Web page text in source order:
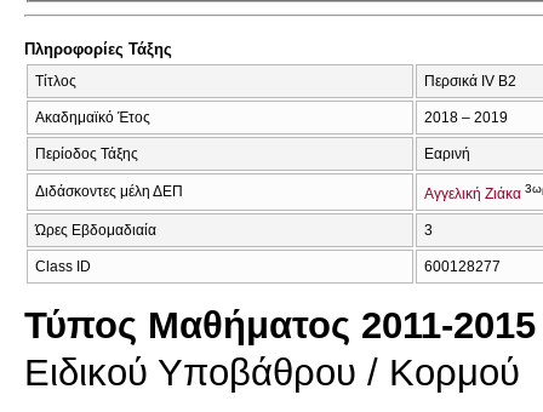
Πληροφορίες Τάξης
Τίτλος Περσικά ΙV Β2
Ακαδημαϊκό Έτος 2018 – 2019
Περίοδος Τάξης Εαρινή
Διδάσκοντες μέλη ΔΕΠ Αγγελική Ζιάκα
Ώρες Εβδομαδιαία 3
Class ID 600128277
Τύπος Μαθήματος 2011-2015
Ειδικού Υποβάθρου / Κορμού